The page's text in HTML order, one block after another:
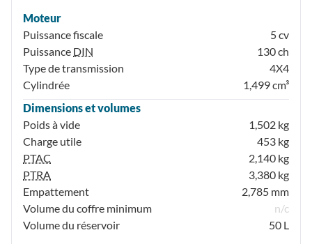
Moteur
Puissance fiscale
5 cv
Puissance DIN
130 ch
Type de transmission
4X4
Cylindrée
1,499 cm³
Dimensions et volumes
Poids à vide
1,502 kg
Charge utile
453 kg
PTAC
2,140 kg
PTRA
3,380 kg
Empattement
2,785 mm
Volume du coffre minimum
n/c
Volume du réservoir
50 L